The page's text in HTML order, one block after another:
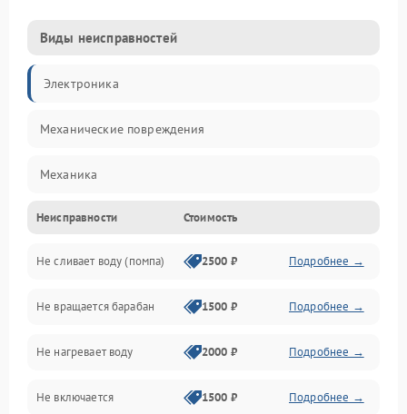
Виды неисправностей
Электроника
Механические повреждения
Механика
Электропитание
Водоснабжение
Слив
Программное обеспечение
Неисправности Стоимость
Не сливает воду (помпа) 2500 ₽ Подробнее →
Не вращается барабан 1500 ₽ Подробнее →
Не нагревает воду 2000 ₽ Подробнее →
Не включается 1500 ₽ Подробнее →